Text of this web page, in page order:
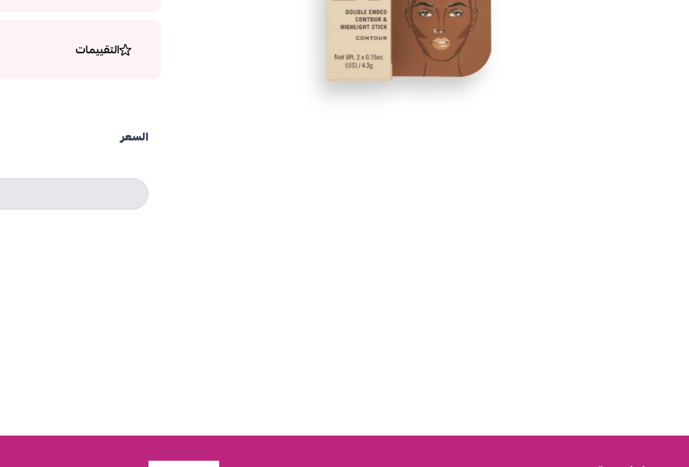
التقييمات
السعر